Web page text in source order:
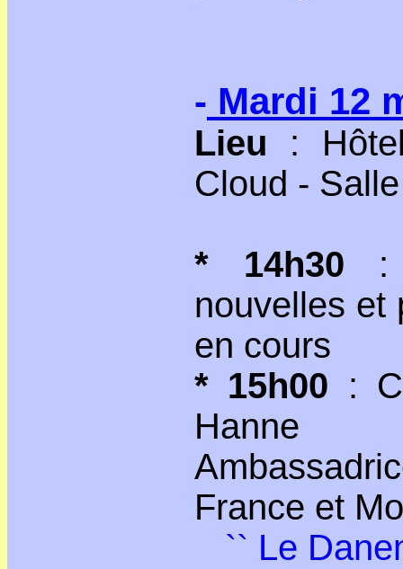
- Mardi 12
Lieu :
Cloud -
* 14h30 :
nouvelles et
en cours
* 15h00 :
Hanne
France et
`` Le